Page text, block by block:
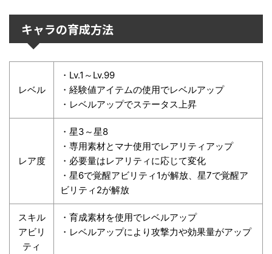
キャラの育成方法
レベル
・Lv.1～Lv.99
・経験値アイテムの使用でレベルアップ
・レベルアップでステータス上昇
レア度
・星3～星8
・専用素材とマナ使用でレアリティアップ
・必要量はレアリティに応じて変化
・星6で覚醒アビリティ1が解放、星7で覚醒ア
ビリティ2が解放
スキル
アビリ
ティ
・育成素材を使用でレベルアップ
・レベルアップにより攻撃力や効果量がアップ